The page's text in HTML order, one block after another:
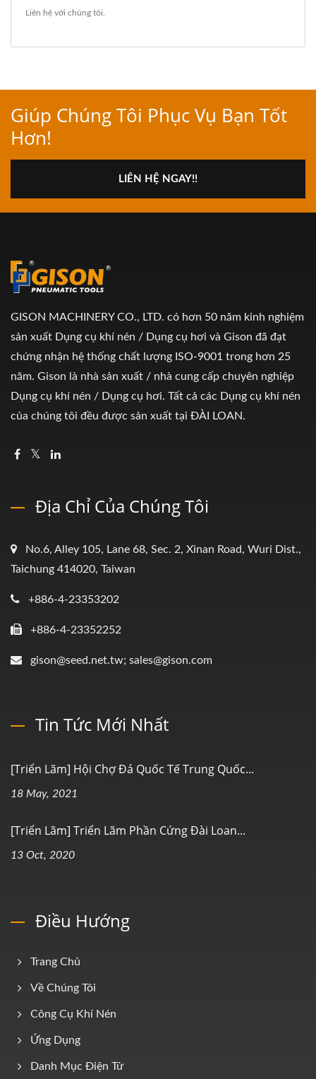
Liên hệ với chúng tôi
Giúp Chúng Tôi Phục Vụ Bạn Tốt
Hơn!
LIÊN HỆ NGAY!!
GISON MACHINERY CO., LTD. có hơn 50 năm kinh nghiệm
sản xuất Dụng cụ khí nén / Dụng cụ hơi và Gison đã đạt
chứng nhận hệ thống chất lượng ISO-9001 trong hơn 25
năm. Gison là nhà sản xuất / nhà cung cấp chuyên nghiệp
Dụng cụ khí nén / Dụng cụ hơi. Tất cả các Dụng cụ khí nén
của chúng tôi đều được sản xuất tại ĐÀI LOAN.
Địa Chỉ Của Chúng Tôi
No.6, Alley 105, Lane 68, Sec. 2, Xinan Road, Wuri Dist.,
Taichung 414020, Taiwan
+886-4-23353202
+886-4-23352252
gison@seed.net.tw; sales@gison.com
Tin Tức Mới Nhất
[Triển Lãm] Hội Chợ Đá Quốc Tế Trung Quốc...
18 May, 2021
[Triển Lãm] Triển Lãm Phần Cứng Đài Loan...
13 Oct, 2020
Điều Hướng
Trang Chủ
Về Chúng Tôi
Công Cụ Khí Nén
Ứng Dụng
Danh Mục Điện Tử